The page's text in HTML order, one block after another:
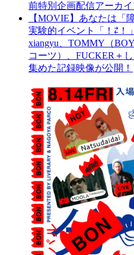
前特別企画配信アーカ
【MOVIE】あなたは「
実験的イベント「！⇄！
xiangyu、TOMMY（
コーツ）、FUCKER＋
集めた記録映像が公開！